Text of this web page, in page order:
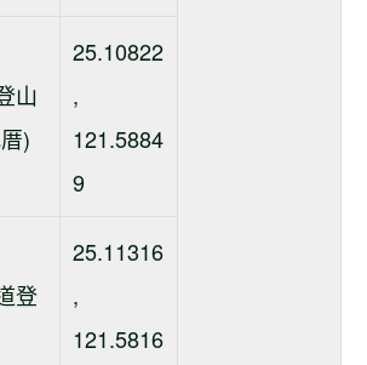
山
)
25.10822
,
121.5884
9
登
25.11316
,
121.5816